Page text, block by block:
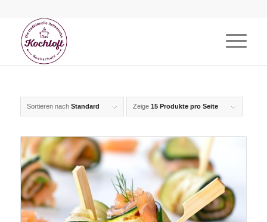
Sortieren nach Standard Zeige 15 Produkte pro Seite